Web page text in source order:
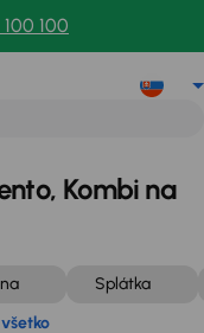
100
Kombi na
Splátka